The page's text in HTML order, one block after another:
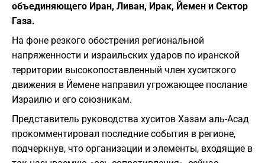
объединяющего Иран, Ливан, Ирак, Йемен и Сектор
Газа.
На фоне резкого обострения региональной
напряженности и израильских ударов по иранской
территории высокопоставленный член хуситского
движения в Йемене направил угрожающее послание
Израилю и его союзникам.
Представитель руководства хуситов Хазам аль-Асад
прокомментировал последние события в регионе,
подчеркнув, что организации и элементы, входящие в